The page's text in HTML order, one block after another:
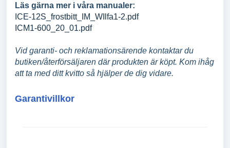
Läs gärna mer i våra manualer:
ICE-12S_frostbitt_IM_WIlfa1-2.pdf
ICM1-600_20_01.pdf
Vid garanti- och reklamationsärende kontaktar du
butiken/återförsäljaren där produkten är köpt. Kom ihåg
att ta med ditt kvitto så hjälper de dig vidare.
Garantivillkor